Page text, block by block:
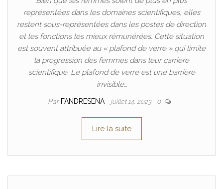
représentées dans les domaines scientifiques, elles
restent sous-représentées dans les postes de direction
et les fonctions les mieux rémunérées. Cette situation
est souvent attribuée au « plafond de verre » qui limite
la progression des femmes dans leur carrière
scientifique. Le plafond de verre est une barrière
invisible…
Par FANDRESENA juillet 14, 2023 0
Lire la suite